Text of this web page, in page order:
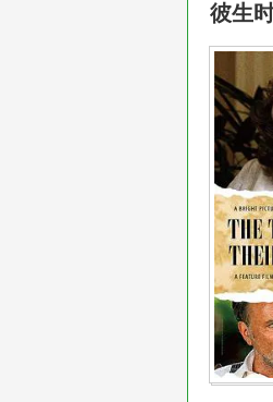
彼生